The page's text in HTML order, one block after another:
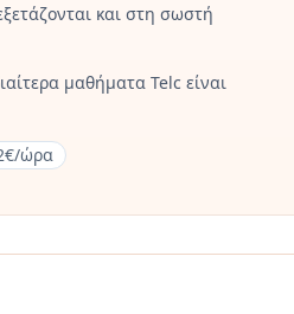
και στη σωστή
μαθήματα Telc είναι
ώρα